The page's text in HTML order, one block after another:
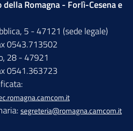
della Romagna - Forlì-Cesena e
5 - 47121 (sede legale)
0543.713502
28 - 47921
0541.363723
segreteria@romagna.camcom.it